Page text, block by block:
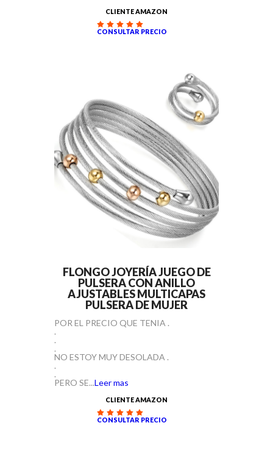
CLIENTE AMAZON
CONSULTAR PRECIO
FLONGO JOYERÍA JUEGO DE
PULSERA CON ANILLO
AJUSTABLES MULTICAPAS
PULSERA DE MUJER
POR EL PRECIO QUE TENIA .
.
.
.
NO ESTOY MUY DESOLADA .
.
.
PERO SE...Leer mas
CLIENTE AMAZON
CONSULTAR PRECIO